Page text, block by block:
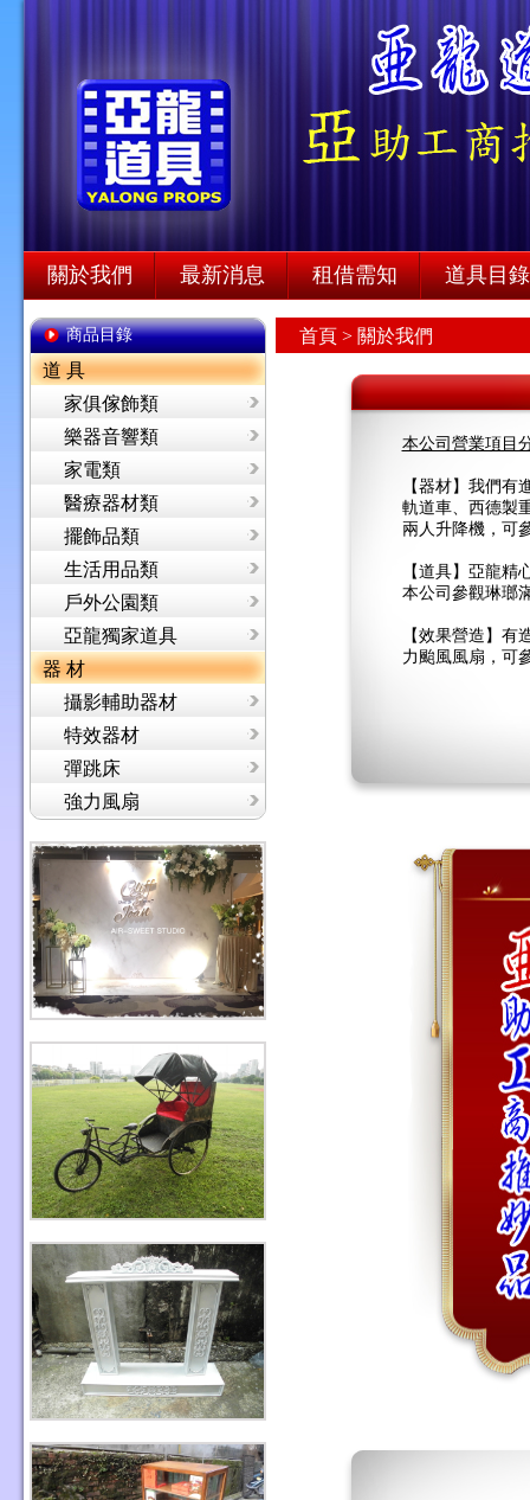
關於我們 最新消息 租借需知 道具目錄
商品目錄
道 具
家俱傢飾類
樂器音響類
家電類
醫療器材類
擺飾品類
生活用品類
戶外公園類
亞龍獨家道具
器 材
攝影輔助器材
特效器材
彈跳床
強力風扇
首頁 > 關於我們
本公司營業項目
【器材】我們有
軌道車、西德製
兩人升降機，可
【道具】亞龍精
本公司參觀琳瑯
【效果營造】
力颱風風扇，可